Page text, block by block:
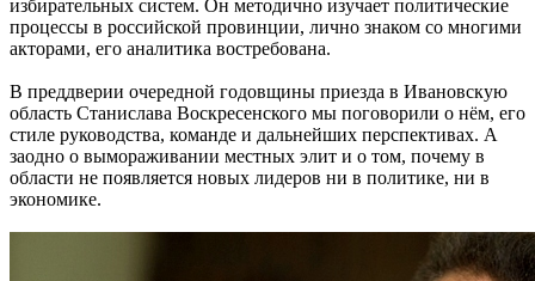
избирательных систем. Он методично изучает политические
процессы в российской провинции, лично знаком со многими
акторами, его аналитика востребована.
В преддверии очередной годовщины приезда в Ивановскую
область Станислава Воскресенского мы поговорили о нём, его
стиле руководства, команде и дальнейших перспективах. А
заодно о вымораживании местных элит и о том, почему в
области не появляется новых лидеров ни в политике, ни в
экономике.